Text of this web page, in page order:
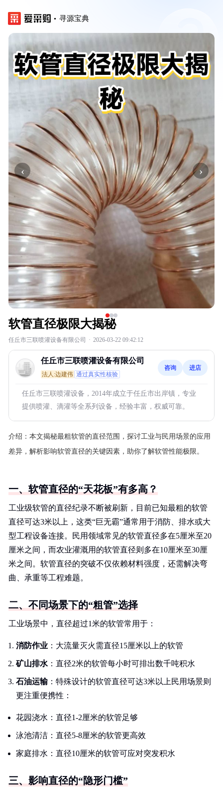
寻源宝典
‹ ›
软管直径极限大揭秘
任丘市三联喷灌设备有限公司 · 2026-03-22 09:42:12
任丘市三联喷灌设备有限公司
法人:边建伟 通过真实性核验
咨询 进店
任丘市三联喷灌设备，2014年成立于任丘市出岸镇，专业
提供喷灌、滴灌等全系列设备，经验丰富，权威可靠。
介绍： 本文揭秘最粗软管的直径范围，探讨工业与民用场景的应用
差异，解析影响软管直径的关键因素，助你了解软管性能极限。
一、软管直径的“天花板”有多高？
工业级软管的直径纪录不断被刷新，目前已知最粗的软管
直径可达3米以上，这类“巨无霸”通常用于消防、排水或大
型工程设备连接。民用领域常见的软管直径多在5厘米至20
厘米之间，而农业灌溉用的软管直径则多在10厘米至30厘
米之间。软管直径的突破不仅依赖材料强度，还需解决弯
曲、承重等工程难题。
二、不同场景下的“粗管”选择
工业场景中，直径超过1米的软管常用于：
消防作业 ：大流量灭火需直径15厘米以上的软管
矿山排水 ：直径2米的软管每小时可排出数千吨积水
石油运输：特殊设计的软管直径可达3米以上民用场景则
更注重便携性：
花园浇水：直径1-2厘米的软管足够
泳池清洁：直径5-8厘米的软管更高效
家庭排水：直径10厘米的软管可应对突发积水
三、影响直径的“隐形门槛”